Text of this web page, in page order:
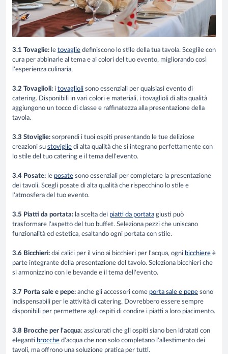
3.1 Tovaglie: le tovaglie definiscono lo stile della tua tavola. Sceglile con
cura per abbinarle al tema e ai colori del tuo evento, migliorando così
l'esperienza culinaria.
3.2 Tovaglioli: i tovaglioli sono essenziali per qualsiasi evento di
catering. Disponibili in vari colori e materiali, i tovaglioli di alta qualità
aggiungono un tocco di classe e raffinatezza alla presentazione della
tavola.
3.3 Stoviglie: sorprendi i tuoi ospiti presentando le tue deliziose
creazioni su stoviglie di alta qualità che si integrano perfettamente con
lo stile del tuo catering e il tema dell'evento.
3.4 Posate: le posate sono essenziali per completare la presentazione
dei tavoli. Scegli posate di alta qualità che rispecchino lo stile e
l'atmosfera del tuo evento.
3.5 Piatti da portata: la scelta dei piatti da portata giusti può
trasformare l'aspetto del tuo buffet. Seleziona pezzi che uniscano
funzionalità ed estetica, esaltando ogni portata con stile.
3.6 Bicchieri: dai calici per il vino ai bicchieri per l'acqua, ogni bicchiere è
parte integrante della presentazione del tavolo. Seleziona bicchieri che
si armonizzino con le bevande e il tema dell'evento.
3.7 Porta sale e pepe: anche gli accessori come porta sale e pepe sono
indispensabili per le attività di catering. Dovrebbero essere sempre
disponibili per permettere agli ospiti di condire i piatti a loro piacimento.
3.8 Brocche per l'acqua: assicurati che gli ospiti siano ben idratati con
eleganti brocche d'acqua che non solo completano l'allestimento dei
tavoli, ma offrono una soluzione pratica per tutti.